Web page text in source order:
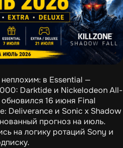
в Essential —
Darktide и Nickelodeon All-
16 июня Final
Deliverance и Sonic x Shadow
прогноз на июль.
на логику ротаций Sony и